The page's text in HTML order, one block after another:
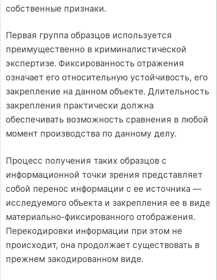
собственные признаки.
Первая группа образцов используется
преимущественно в криминалистической
экспертизе. Фиксированность отражения
означает его относительную устойчивость, его
закрепление на данном объекте. Длительность
закрепления практически должна
обеспечивать возможность сравнения в любой
момент производства по данному делу.
Процесс получения таких образцов с
информационной точки зрения представляет
собой перенос информации с ее источника —
исследуемого объекта и закрепления ее в виде
материально-фиксированного отображения.
Перекодировки информации при этом не
происходит, она продолжает существовать в
прежнем закодированном виде.